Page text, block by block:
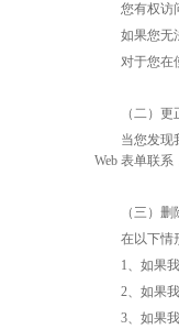
您有权访
如果您无
对于您在
（二）
当您发现
Web 表单联
（三）
在以下情
1、如果
2、如果
3、如果